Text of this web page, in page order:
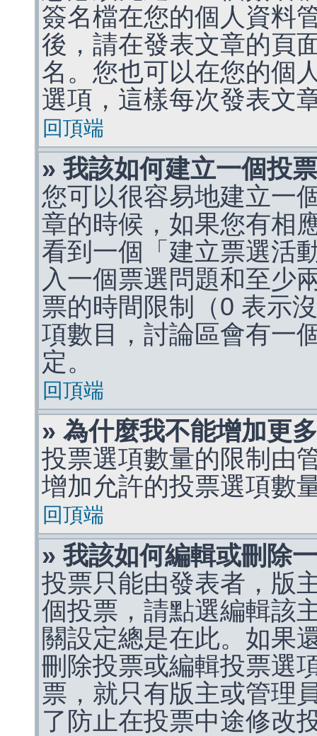
簽名檔在您的個人資料
後，請在發表文章的頁
名。您也可以在您的個
選項，這樣每次發表文
回頂端
» 我該如何建立一個投
您可以很容易地建立一
章的時候，如果您有相
看到一個「建立票選活
入一個票選問題和至少
票的時間限制（0 表示
項數目，討論區會有一
定。
回頂端
» 為什麼我不能增加更
投票選項數量的限制由
增加允許的投票選項數
回頂端
» 我該如何編輯或刪除
投票只能由發表者，版
個投票，請點選編輯該
關設定總是在此。如果
刪除投票或編輯投票選
票，就只有版主或管理
了防止在投票中途修改